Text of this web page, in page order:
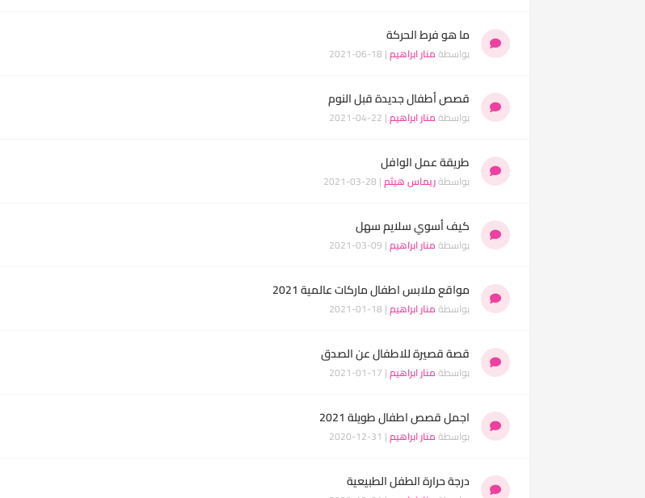
ما هو فرط الحركة
بواسطةمنار ابراهيم| 18-06-2021
قصص أطفال جديدة قبل النوم
بواسطةمنار ابراهيم| 22-04-2021
طريقة عمل الوافل
بواسطةريماس هيثم| 28-03-2021
كيف أسوي سلايم سهل
بواسطةمنار ابراهيم| 09-03-2021
مواقع ملابس اطفال ماركات عالمية 2021
بواسطةمنار ابراهيم| 18-01-2021
قصة قصيرة للاطفال عن الصدق
بواسطةمنار ابراهيم| 17-01-2021
اجمل قصص اطفال طويلة 2021
بواسطةمنار ابراهيم| 31-12-2020
درجة حرارة الطفل الطبيعية